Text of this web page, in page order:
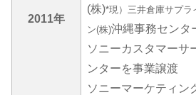
2011年
(株)*現）三井倉庫サプラ
ン(株)沖縄事務センタ
ソニーカスタマーサ
ンターを事業譲渡
ソニーマーケティン